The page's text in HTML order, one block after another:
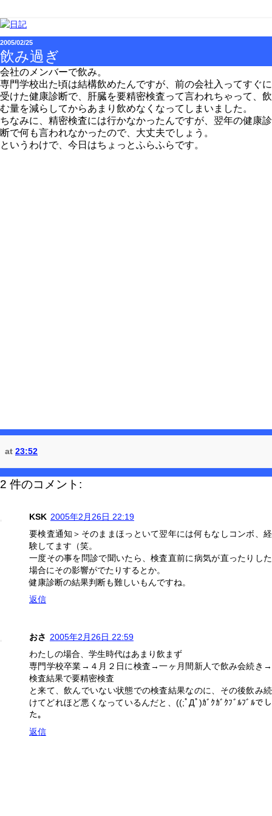
2005/02/25
飲み過ぎ
会社のメンバーで飲み。
専門学校出た頃は結構飲めたんですが、前の会社入ってすぐに
受けた健康診断で、肝臓を要精密検査って言われちゃって、飲
む量を減らしてからあまり飲めなくなってしまいました。
ちなみに、精密検査には行かなかったんですが、翌年の健康診
断で何も言われなかったので、大丈夫でしょう。
というわけで、今日はちょっとふらふらです。
at 23:52
2 件のコメント:
KSK 2005年2月26日 22:19
要検査通知＞そのままほっといて翌年には何もなしコンボ、経
験してます（笑。
一度その事を問診で聞いたら、検査直前に病気が直ったりした
場合にその影響がでたりするとか。
健康診断の結果判断も難しいもんですね。
返信
おさ 2005年2月26日 22:59
わたしの場合、学生時代はあまり飲まず
専門学校卒業→４月２日に検査→一ヶ月間新人で飲み会続き→
検査結果で要精密検査
と来て、飲んでいない状態での検査結果なのに、その後飲み続
けてどれほど悪くなっているんだと、((;ﾟДﾟ)ｶﾞｸｶﾞｸﾌﾞﾙﾌﾞﾙでし
た。
返信